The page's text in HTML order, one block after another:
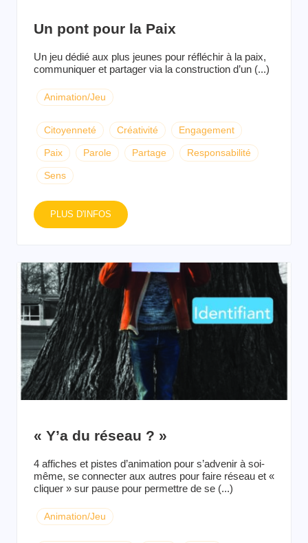
Un pont pour la Paix
Un jeu dédié aux plus jeunes pour réfléchir à la paix,
communiquer et partager via la construction d’un (...)
Animation/Jeu
Citoyenneté Créativité Engagement
Paix Parole Partage Responsabilité
Sens
PLUS D'INFOS
« Y’a du réseau ? »
4 affiches et pistes d’animation pour s’advenir à soi-
même, se connecter aux autres pour faire réseau et «
cliquer » sur pause pour permettre de se (...)
Animation/Jeu